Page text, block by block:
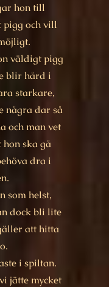
hon till
och vill
väldigt pigg
blir hård i
starkare,
några dar så
och man vet
ska gå
dra i
som helst,
dock bli lite
att hitta
i spiltan.
jätte mycket